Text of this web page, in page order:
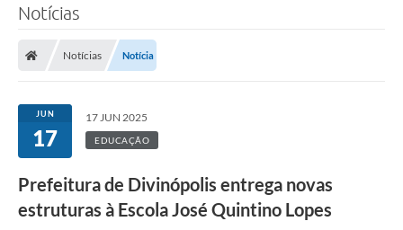
Notícias
Notícias Notícia
JUN
17
17 JUN 2025
EDUCAÇÃO
Prefeitura de Divinópolis entrega novas
estruturas à Escola José Quintino Lopes